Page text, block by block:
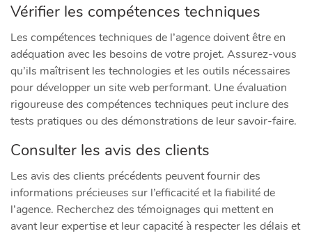
Vérifier les compétences techniques
Les compétences techniques de l’agence doivent être en
adéquation avec les besoins de votre projet. Assurez-vous
qu’ils maîtrisent les technologies et les outils nécessaires
pour développer un site web performant. Une évaluation
rigoureuse des compétences techniques peut inclure des
tests pratiques ou des démonstrations de leur savoir-faire.
Consulter les avis des clients
Les avis des clients précédents peuvent fournir des
informations précieuses sur l’efficacité et la fiabilité de
l’agence. Recherchez des témoignages qui mettent en
avant leur expertise et leur capacité à respecter les délais et